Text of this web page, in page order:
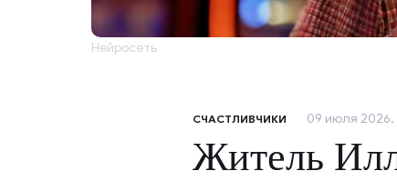
Нейросеть
СЧАСТЛИВЧИКИ 09 июля 2026,
Житель